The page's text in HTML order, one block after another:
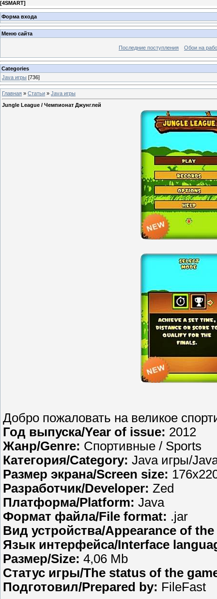
[4SMART]
Форма входа
Меню сайта
Последние поступления Обои на
Categories
Java игры [736]
Главная » Статьи » Java игры
Jungle League / Чемпионат Джунглей
Добро пожаловать на великое
Год выпуска/Year of issue: 2012
Жанр/Genre: Спортивные / Sports
Категория/Category: Java игры/
Размер экрана/Screen size:
Разработчик/Developer: Zed
Платформа/Platform: Java
Формат файла/File format: .jar
Вид устройства/Appearance of
Язык интерфейса/Interface
Размер/Size: 4,06 Mb
Статус игры/The status of the
Подготовил/Prepared by: FileFast